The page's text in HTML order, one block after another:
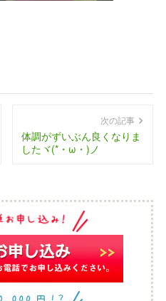
次の記事
体調がずいぶん良くなりま
したヾ(*・ω・)ノ